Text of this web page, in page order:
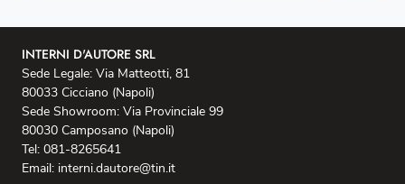
INTERNI D'AUTORE SRL
Sede Legale: Via Matteotti, 81
80033 Cicciano (Napoli)
Sede Showroom: Via Provinciale 99
80030 Camposano (Napoli)
Tel: 081-8265641
Email: interni.dautore@tin.it